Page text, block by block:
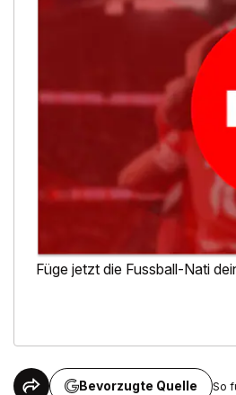
Füge jetzt die Fussball-Nati
Bevorzugte Quelle So